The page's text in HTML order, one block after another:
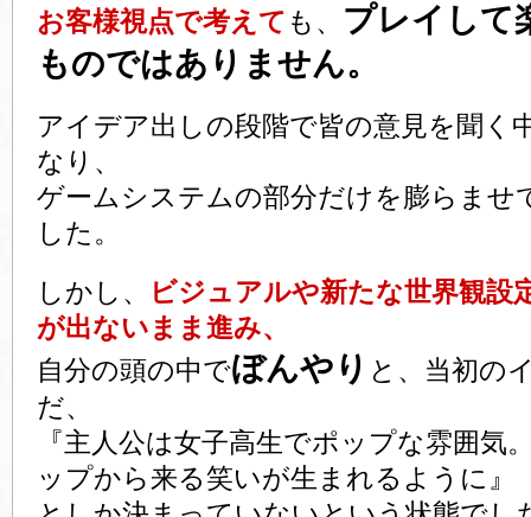
お客様視点で考えて も、 プレイして
ものではありません。
アイデア出しの段階で皆の意見を聞く
なり、
ゲームシステムの部分だけを膨らませ
した。
しかし、
ビジュアルや新たな世界観設
が出ないまま進み、
自分の頭の中でぼんやり と、当初の
だ、
『主人公は女子高生でポップな雰囲気
ップから来る笑いが生まれるように』